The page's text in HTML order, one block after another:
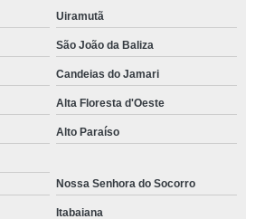
Uiramutã
São João da Baliza
Candeias do Jamari
Alta Floresta d'Oeste
Alto Paraíso
Nossa Senhora do Socorro
Itabaiana